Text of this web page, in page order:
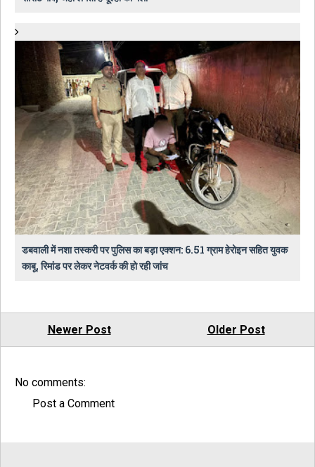
डबवाली में नशा तस्करी पर पुलिस का बड़ा एक्शन: 6.51 ग्राम हेरोइन सहित युवक
काबू, रिमांड पर लेकर नेटवर्क की हो रही जांच
Newer Post Older Post
No comments:
Post a Comment